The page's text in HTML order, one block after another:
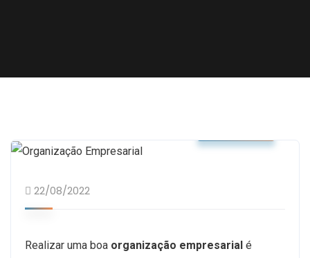
22/08/2022
Realizar uma boa organização empresarial é